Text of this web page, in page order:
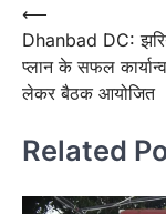
Post
navigation
⟵
Dhanbad DC:
प्लान के सफल
लेकर बैठक आयोजित
Related